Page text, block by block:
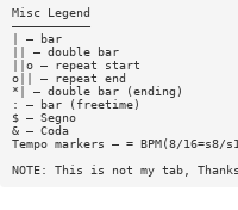
Misc Legend
———————————
| — bar
|| — double bar
||o — repeat start
o|| — repeat end
*| — double bar (ending)
: — bar (freetime)
$ — Segno
& — Coda
Tempo markers — = BPM(8/
NOTE: This is not my tab,